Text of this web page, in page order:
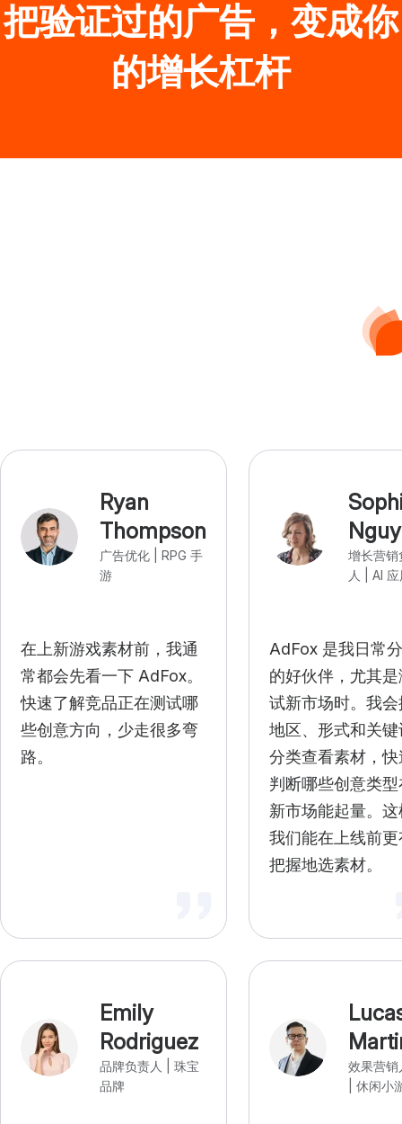
把验证过的广告，变成你
的增长杠杆
Ryan
Thompson
广告优化 | RPG 手
游
在上新游戏素材前，我通
常都会先看一下 AdFox。
快速了解竞品正在测试哪
些创意方向，少走很多弯
路。
增长营销
人 | AI
AdFox 是我日常
的好伙伴，尤其是
试新市场时。我会
地区、形式和关键
分类查看素材，快
判断哪些创意类型
新市场能起量。这
我们能在上线前更
把握地选素材。
Emily
Rodriguez
品牌负责人 | 珠宝
品牌
效果营销
| 休闲小